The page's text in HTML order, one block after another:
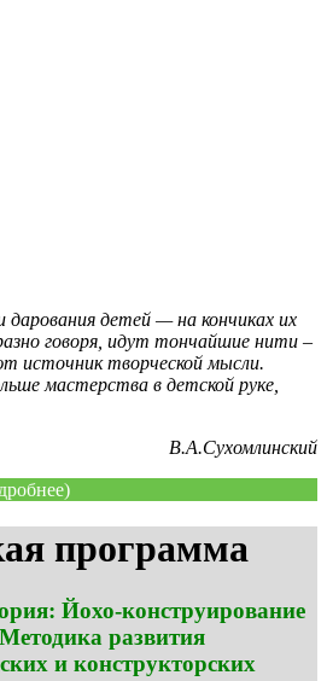
детей — на кончиках их
говоря, идут тончайшие нити –
источник творческой мысли.
мастерства в детской руке,
В.А.Сухомлинский
программа
Йохо-конструирование
развития
и конструкторских